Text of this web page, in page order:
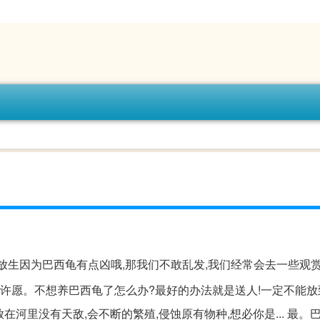
因为巴西龟有点凶哦,那我们不敢乱发,我们经常会去一些观
愿。不想养巴西龟了怎么办?最好的办法就是送人!一定不能
河里没有天敌,会不断的繁殖,侵蚀原有物种,想必你是... 最。